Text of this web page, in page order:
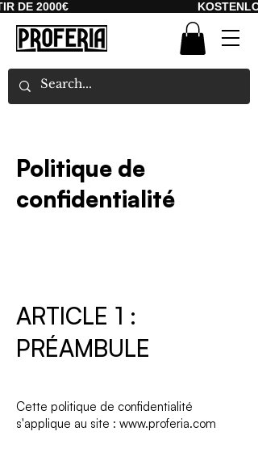
2000€
Politique de
confidentialité
ARTICLE 1 :
PRÉAMBULE
Cette politique de confidentialité
s'applique au site : www.proferia.com